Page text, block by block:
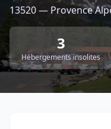
13520 — Provence
3
Hébergements insolites